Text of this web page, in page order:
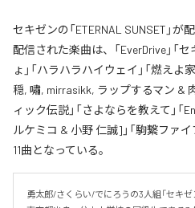
セキゼンの「ETERNAL SUNSET」
配信された楽曲は、「EverDrive」「
ょ」「ハラハラハイウェイ」「燃えよ
穏, 嘯, mirrasikk, ラップするマン &
ィック伝説」「さよならを教えて」
ルケミコ & 小野 仁誠]」「駒繋ファイ
11曲となっている。
勇太郎/さくらい/でにろうの3人組「セキゼ